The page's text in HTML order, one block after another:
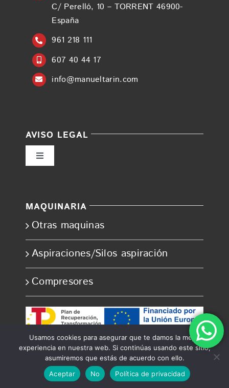
C/ Perelló, 10 – TORRENT 46900-
España
961 218 111
607 40 44 17
info@manueltarin.com
AVISO LEGAL
Toggle
Ley de cookies
Accesibilidad
Ayuda accesibilidad
Mapa del sitio
MAQUINARIA
Otras maquinas
Aspiraciones/Silos aspiración
Compresores
Usamos cookies para asegurar que te damos la mejor
experiencia en nuestra web. Si continúas usando este sitio,
asumiremos que estás de acuerdo con ello.
Aceptar
No Política de privacidad